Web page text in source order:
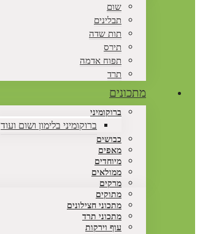
שום
תבלינים
תות שדה
תירס
תפוח אדמה
תרד
מתכונים
ברוקומיני
ברוקומיני בלימון ושום ועוד
כבושים
מאפים
מיוחדים
ממולאים
מרקים
מתוקים
מתכוני חצילונים
מתכוני תרד
עוף וירקות